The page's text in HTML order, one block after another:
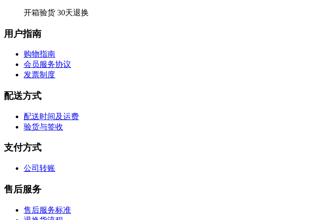
开箱验货 30天退换
用户指南
购物指南
会员服务协议
发票制度
配送方式
配送时间及运费
验货与签收
支付方式
公司转账
售后服务
售后服务标准